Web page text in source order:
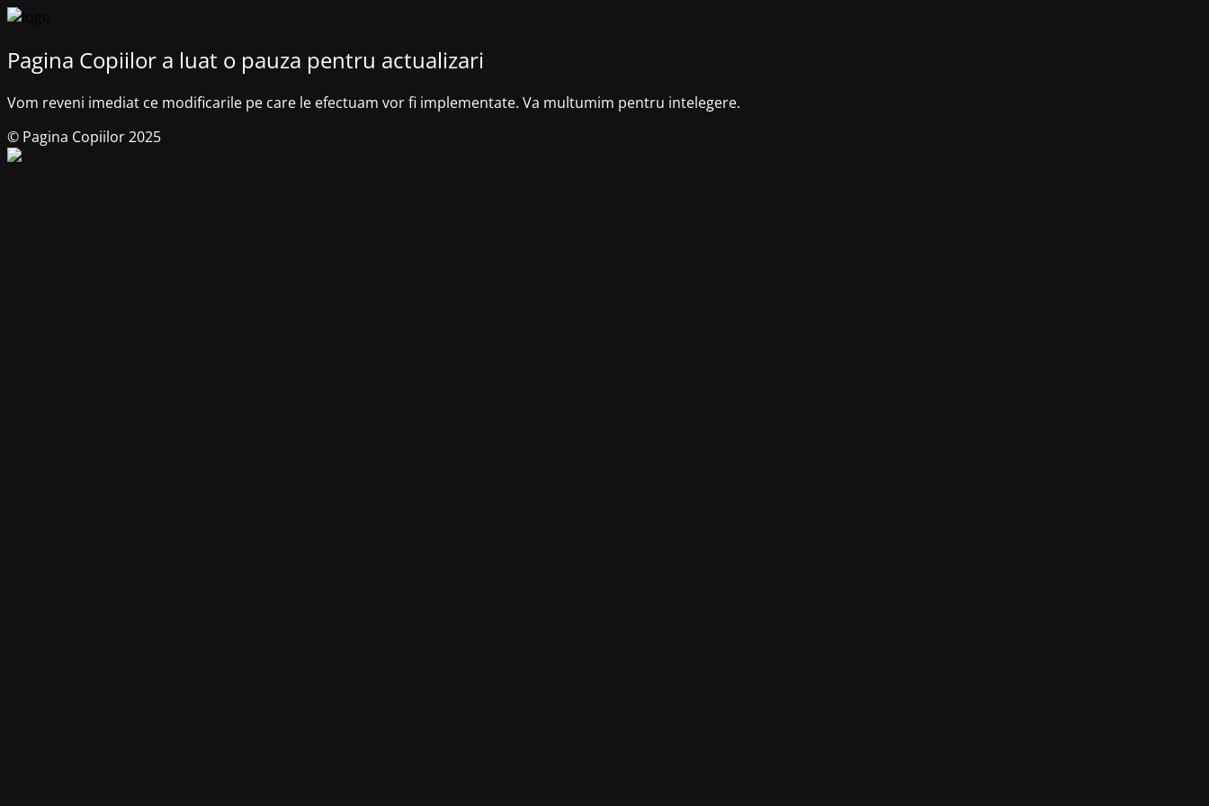
Pagina Copiilor a luat o pauza pentru actualizari
Vom reveni imediat ce modificarile pe care le efectuam vor fi implementate. Va multumim pentru intelegere.
© Pagina Copiilor 2025